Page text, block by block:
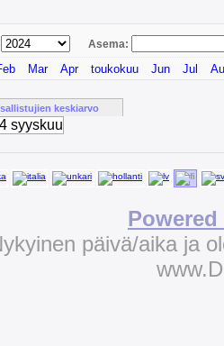
Asema:
Mar Apr toukokuu Jun Jul
keskiarvo
päivä/aika ja